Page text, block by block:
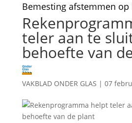
Bemesting afstemmen op
teler aan te
behoefte van
VAKBLAD ONDER GLAS | 07